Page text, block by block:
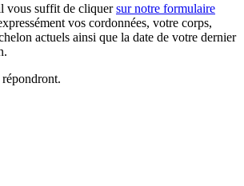
vous suffit de cliquersur notre formulaire
vos cordonnées, votre corps,
actuels ainsi que la date de votre dernier